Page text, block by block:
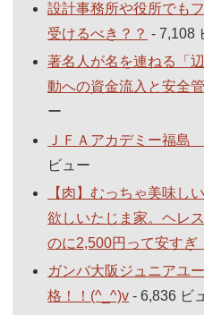
設計事務所や役所でも
受けるべき？？ - 7,108
著名人が名を連ねる「
動への資金流入と安全
ー
ＪＦＡアカデミー福島
ビュー
【肉】むっちゃ美味し
欲しいたじま家。ヘレ
のに2,500円って安すぎ
ガンバ大阪ジュニアユ
格！！(^_^)v - 6,836 ビ